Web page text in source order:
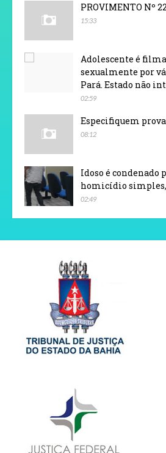
PROVIMENTO Nº
15:33
Adolescente é
sexualmente por
Pará. Estado não
02:59
Especifiquem
08:12
Idoso é condenado
homicídio simples,
02:49